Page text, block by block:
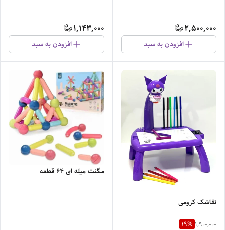
2,500,000
افزودن به سبد
1,143,000
افزودن به سبد
نقاشک کرومی
1,900,000
19%
مگنت میله ای ۶۴ قطعه